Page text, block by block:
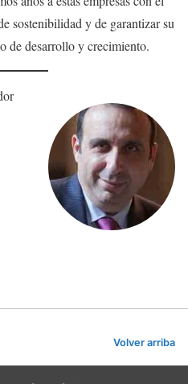
sostenibilidad y de garantizar su
de desarrollo y crecimiento.
Volver arriba